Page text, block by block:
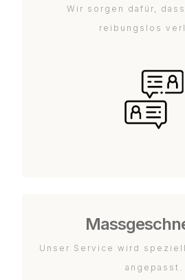
Wir sorgen dafür,
reibungslos
Unser Service wird
angepasst.